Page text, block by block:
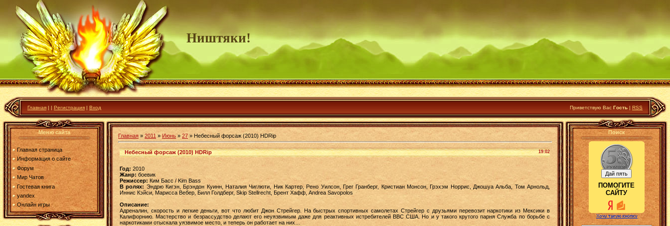
Ништяки!
Главная | | Регистрация | Вход Приветствую Вас Гость | RSS
Меню сайта
Главная страница
Информация о сайте
Форум
Мир Чатов
Гостевая книга
yandex
Онлайн игры
Главная » 2011 » Июнь » 27 » Небесный форсаж (2010) HDRip
19:02
Небесный форсаж (2010) HDRip
Год: 2010
Жанр: боевик
Режиссер: Ким Басс / Kim Bass
В ролях: Эндрю Кигэн, Брэндон Куинн, Наталия Чиглюти, Ник Картер, Рено Уилсон, Грег Гранберг, Кристиан Монсон, Грэхэм Норрис, Джошуа Альба, Том Арнольд,
Иннис Кэйси, Марисса Вебер, Билл Голдберг, Skip Stellrecht, Брент Хафф, Andrea Savopolos
Описание:
Адреналин, скорость и легкие деньги, вот что любит Джон Стрейгер. На быстрых спортивных самолетах Стрейгер с друзьями перевозит наркотики из Мексики в
Калифорнию. Мастерство и безрассудство делают его неуязвимым даже для реактивных истребителей ВВС США. Но и у такого крутого парня Служба по борьбе с
наркотиками отыскала уязвимое место, и теперь он работает на них…
Поиск
ПОМОГИТЕ
САЙТУ